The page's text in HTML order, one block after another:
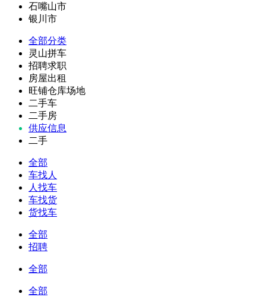
石嘴山市
银川市
全部分类
灵山拼车
招聘求职
房屋出租
旺铺仓库场地
二手车
二手房
供应信息
二手
全部
车找人
人找车
车找货
货找车
全部
招聘
全部
全部